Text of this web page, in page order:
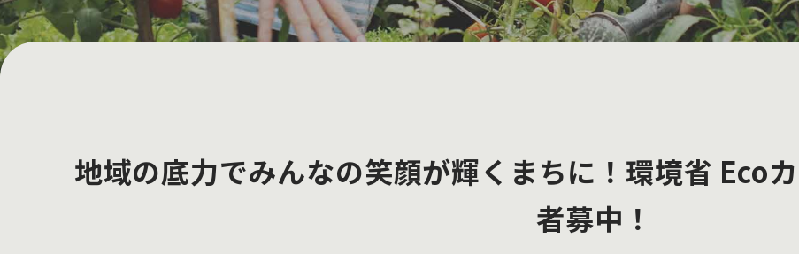
地域の底力でみんなの笑顔が輝くまちに！環境省 Eco
者募中！